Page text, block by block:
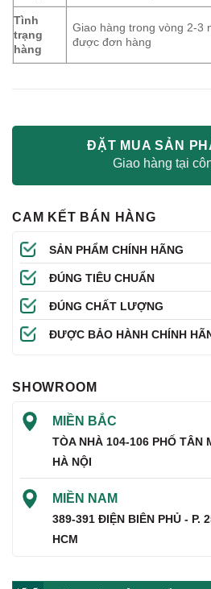
Tình
trạng
hàng
Giao hàng trong vòng 2-3
được đơn hàng
ĐẶT MUA SẢN
Giao hàng tại
CAM KẾT BÁN HÀNG
SẢN PHẨM CHÍNH HÃNG
ĐÚNG TIÊU CHUẨN
ĐÚNG CHẤT LƯỢNG
ĐƯỢC BẢO HÀNH CHÍNH
SHOWROOM
MIỀN BẮC
TÒA NHÀ 104-106 PHỐ TÂN
HÀ NỘI
MIỀN NAM
389-391 ĐIỆN BIÊN PHỦ - P.
HCM